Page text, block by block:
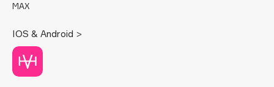
EGIA
Eigshow
Elemis
MAX
IOS & Android >